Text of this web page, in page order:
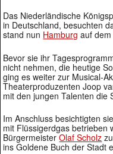
Das Niederländische
in Deutschland, besuchten
stand nun Hamburg auf dem
Bevor sie ihr
nicht nehmen, die heutige
ging es weiter zur Musical-
Theaterproduzenten Joop
mit den jungen Talenten die
Im Anschluss besichtigten
mit Flüssigerdgas betrieben
BürgermeisterOlaf Scholz
ins Goldene Buch der Stadt